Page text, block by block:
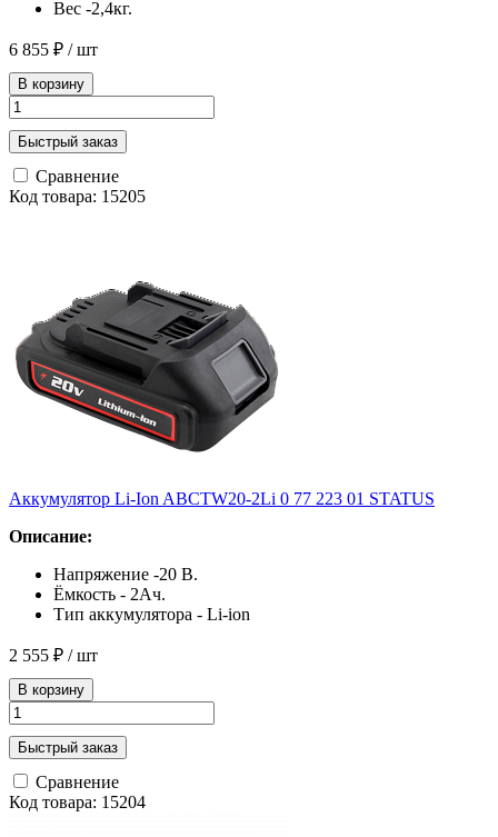
Вес -2,4кг.
6 855 ₽ / шт
В корзину
Быстрый заказ
Сравнение
Код товара: 15205
Аккумулятор Li-Ion ABCTW20-2Li 0 77 223 01 STATUS
Описание:
Напряжение -20 В.
Ёмкость - 2Ач.
Тип аккумулятора - Li-ion
2 555 ₽ / шт
В корзину
Быстрый заказ
Сравнение
Код товара: 15204